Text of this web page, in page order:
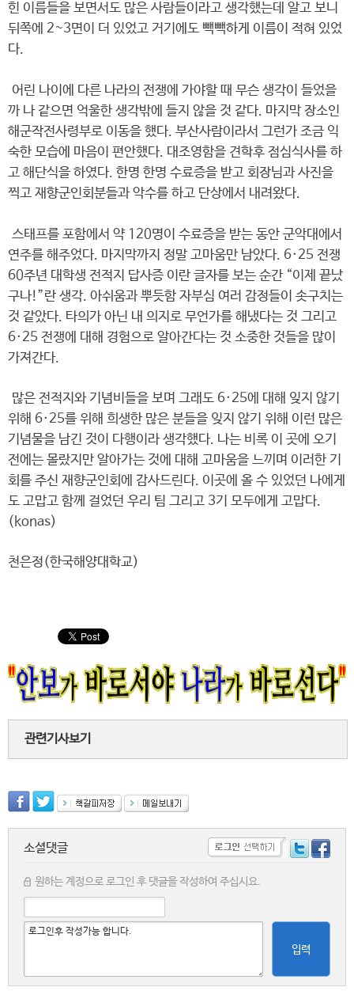
힌 이름들을 보면서도 많은 사람들이라고 생각했는데 알고 보니
뒤쪽에 2~3면이 더 있었고 거기에도 빽빽하게 이름이 적혀 있었
다.
어린 나이에 다른 나라의 전쟁에 가야할 때 무슨 생각이 들었을
까 나 같으면 억울한 생각밖에 들지 않을 것 같다. 마지막 장소인
해군작전사령부로 이동을 했다. 부산사람이라서 그런가 조금 익
숙한 모습에 마음이 편안했다. 대조영함을 견학후 점심식사를 하
고 해단식을 하였다. 한명 한명 수료증을 받고 회장님과 사진을
찍고 재향군인회분들과 악수를 하고 단상에서 내려왔다.
스태프를 포함에서 약 120명이 수료증을 받는 동안 군악대에서
연주를 해주었다. 마지막까지 정말 고마움만 남았다. 6·25 전쟁
60주년 대학생 전적지 답사증 이란 글자를 보는 순간 “이제 끝났
구나!”란 생각. 아쉬움과 뿌듯함 자부심 여러 감정들이 솟구치는
것 같았다. 타의가 아닌 내 의지로 무언가를 해냈다는 것 그리고
6·25 전쟁에 대해 경험으로 알아간다는 것 소중한 것들을 많이
가져간다.
많은 전적지와 기념비들을 보며 그래도 6·25에 대해 잊지 않기
위해 6·25를 위해 희생한 많은 분들을 잊지 않기 위해 이런 많은
기념물을 남긴 것이 다행이라 생각했다. 나는 비록 이 곳에 오기
전에는 몰랐지만 알아가는 것에 대해 고마움을 느끼며 이러한 기
회를 주신 재향군인회에 감사드린다. 이곳에 올 수 있었던 나에게
도 고맙고 함께 걸었던 우리 팀 그리고 3기 모두에게 고맙다.
(konas)
천은정(한국해양대학교)
관련기사보기
소셜댓글
원하는 계정으로 로그인 후 댓글을 작성하여 주십시요.
입력